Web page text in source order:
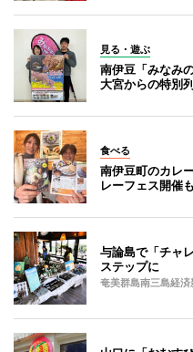
見る・遊ぶ
南伊豆「みなみ
大宮からの特別
食べる
南伊豆町のカレ
レーフェス開催も
与論島で「チャ
ステップに
奄美群島南三島経済